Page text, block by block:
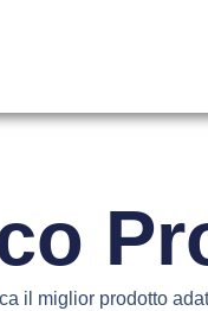
il miglior prodotto